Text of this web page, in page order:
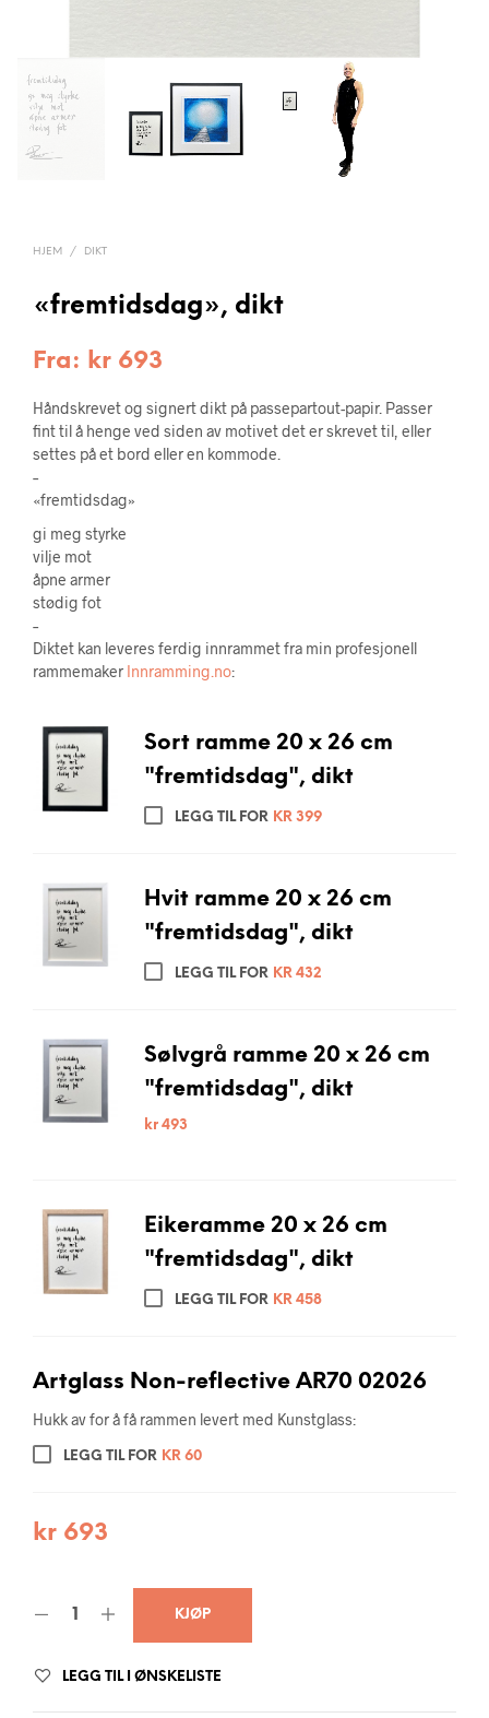
HJEM / DIKT
«fremtidsdag», dikt
Fra: kr 693
Håndskrevet og signert dikt på passepartout-papir. Passer
fint til å henge ved siden av motivet det er skrevet til, eller
settes på et bord eller en kommode.
–
«fremtidsdag»
gi meg styrke
vilje mot
åpne armer
stødig fot
–
Diktet kan leveres ferdig innrammet fra min profesjonell
rammemaker Innramming.no:
Sort ramme 20 x 26 cm
"fremtidsdag", dikt
LEGG TIL FOR KR399
Hvit ramme 20 x 26 cm
"fremtidsdag", dikt
LEGG TIL FOR KR432
Sølvgrå ramme 20 x 26 cm
"fremtidsdag", dikt
kr493
Eikeramme 20 x 26 cm
"fremtidsdag", dikt
LEGG TIL FOR KR458
Artglass Non-reflective AR70 02026
Hukk av for å få rammen levert med Kunstglass:
LEGG TIL FOR KR 60
kr 693
KJØP
LEGG TIL I ØNSKELISTE